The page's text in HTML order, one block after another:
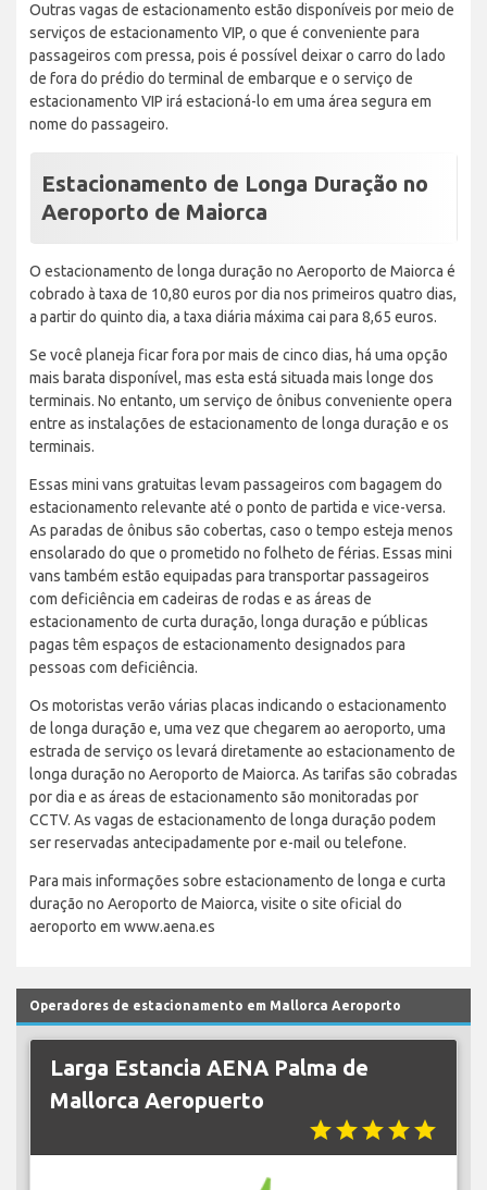
Outras vagas de estacionamento estão disponíveis por meio de
serviços de estacionamento VIP, o que é conveniente para
passageiros com pressa, pois é possível deixar o carro do lado
de fora do prédio do terminal de embarque e o serviço de
estacionamento VIP irá estacioná-lo em uma área segura em
nome do passageiro.
Estacionamento de Longa Duração no
Aeroporto de Maiorca
O estacionamento de longa duração no Aeroporto de Maiorca é
cobrado à taxa de 10,80 euros por dia nos primeiros quatro dias,
a partir do quinto dia, a taxa diária máxima cai para 8,65 euros.
Se você planeja ficar fora por mais de cinco dias, há uma opção
mais barata disponível, mas esta está situada mais longe dos
terminais. No entanto, um serviço de ônibus conveniente opera
entre as instalações de estacionamento de longa duração e os
terminais.
Essas mini vans gratuitas levam passageiros com bagagem do
estacionamento relevante até o ponto de partida e vice-versa.
As paradas de ônibus são cobertas, caso o tempo esteja menos
ensolarado do que o prometido no folheto de férias. Essas mini
vans também estão equipadas para transportar passageiros
com deficiência em cadeiras de rodas e as áreas de
estacionamento de curta duração, longa duração e públicas
pagas têm espaços de estacionamento designados para
pessoas com deficiência.
Os motoristas verão várias placas indicando o estacionamento
de longa duração e, uma vez que chegarem ao aeroporto, uma
estrada de serviço os levará diretamente ao estacionamento de
longa duração no Aeroporto de Maiorca. As tarifas são cobradas
por dia e as áreas de estacionamento são monitoradas por
CCTV. As vagas de estacionamento de longa duração podem
ser reservadas antecipadamente por e-mail ou telefone.
Para mais informações sobre estacionamento de longa e curta
duração no Aeroporto de Maiorca, visite o site oficial do
aeroporto em www.aena.es
Operadores de estacionamento em Mallorca Aeroporto
Larga Estancia AENA Palma de
Mallorca Aeropuerto
starstarstarstarstar